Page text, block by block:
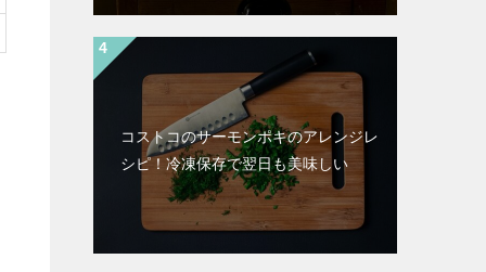
コストコのサーモンポキのアレンジレ
シピ！冷凍保存で翌日も美味しい